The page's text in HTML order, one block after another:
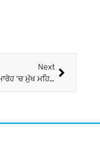
Next
Republic day day 2024 : ਫਰਾਂਸ ਦੇ ਰਾਸ਼ਟਰਪਤੀ ਮੈਕਰੋਨ ਹੋਣਗੇ ਗਣਤੰਤਰ ਦਿਵਸ ਸਮਾਰੋਹ ‘ਚ ਮੁੱਖ ਮਹਿਮਾਨ, ਉਨ੍ਹਾਂ ਨੂੰ ਪਹਿਲਾਂ ਮਿਲਿਆ ਸੀ ਸੱਦਾ